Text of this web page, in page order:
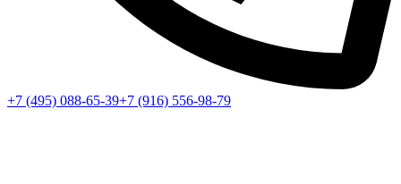
+7 (495) 088-65-39+7 (916) 556-98-79